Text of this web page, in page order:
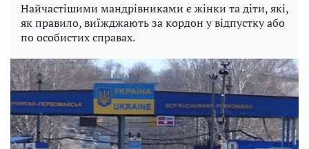
Найчастішими мандрівниками є жінки та діти, які,
як правило, виїжджають за кордон у відпустку або
по особистих справах.